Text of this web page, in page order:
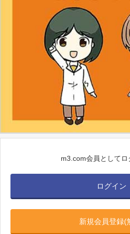
m3.com会員としてロ
ログイン
新規会員登録(